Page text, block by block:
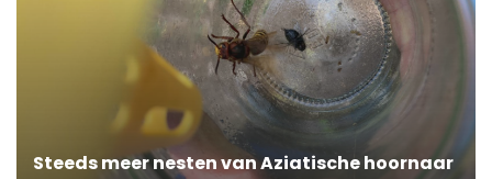
Steeds meer nesten van Aziatische hoornaar